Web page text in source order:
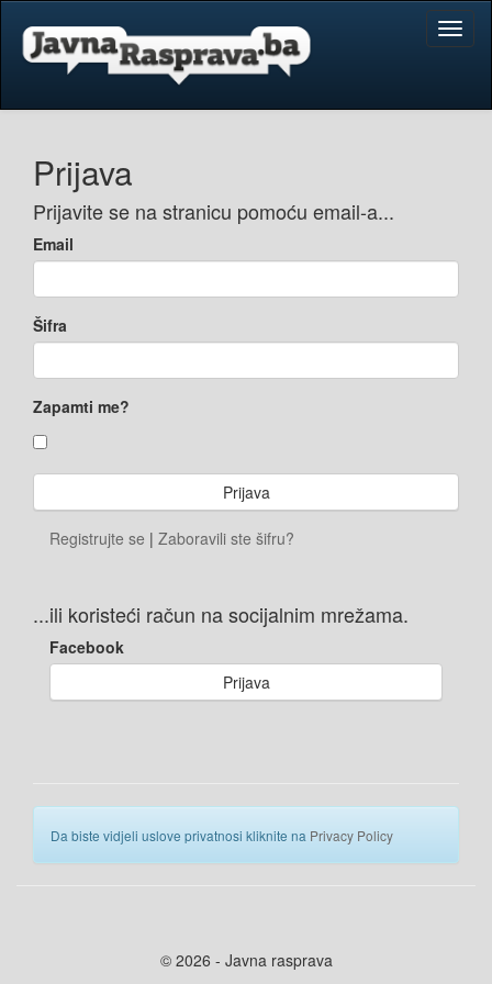
Prijava
Prijavite se na stranicu pomoću email-a...
Email
Šifra
Zapamti me?
Registrujte se | Zaboravili ste šifru?
...ili koristeći račun na socijalnim mrežama.
Facebook
Prijava
Da biste vidjeli uslove privatnosi kliknite na Privacy Policy
© 2026 - Javna rasprava